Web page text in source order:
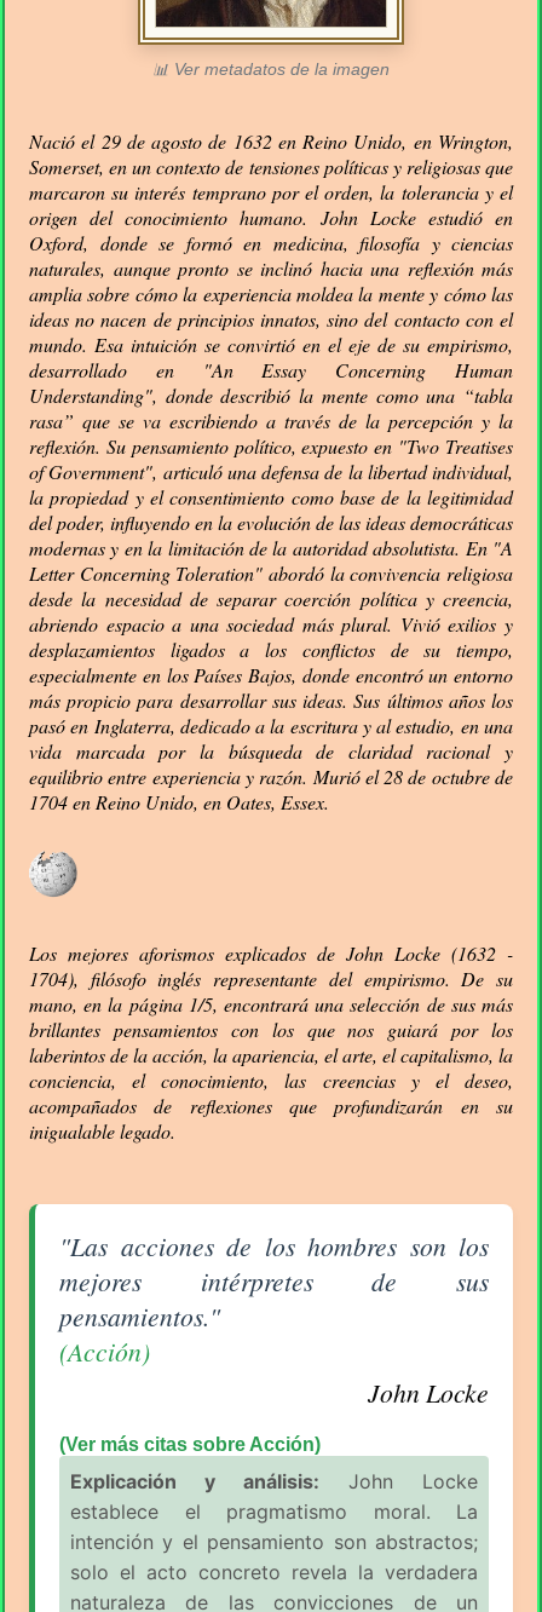
📊 Ver metadatos de la imagen
Nació el 29 de agosto de 1632 en Reino Unido, en Wrington,
Somerset, en un contexto de tensiones políticas y religiosas que
marcaron su interés temprano por el orden, la tolerancia y el
origen del conocimiento humano. John Locke estudió en
Oxford, donde se formó en medicina, filosofía y ciencias
naturales, aunque pronto se inclinó hacia una reflexión más
amplia sobre cómo la experiencia moldea la mente y cómo las
ideas no nacen de principios innatos, sino del contacto con el
mundo. Esa intuición se convirtió en el eje de su empirismo,
desarrollado en "An Essay Concerning Human
Understanding", donde describió la mente como una “tabla
rasa” que se va escribiendo a través de la percepción y la
reflexión. Su pensamiento político, expuesto en "Two Treatises
of Government", articuló una defensa de la libertad individual,
la propiedad y el consentimiento como base de la legitimidad
del poder, influyendo en la evolución de las ideas democráticas
modernas y en la limitación de la autoridad absolutista. En "A
Letter Concerning Toleration" abordó la convivencia religiosa
desde la necesidad de separar coerción política y creencia,
abriendo espacio a una sociedad más plural. Vivió exilios y
desplazamientos ligados a los conflictos de su tiempo,
especialmente en los Países Bajos, donde encontró un entorno
más propicio para desarrollar sus ideas. Sus últimos años los
pasó en Inglaterra, dedicado a la escritura y al estudio, en una
vida marcada por la búsqueda de claridad racional y
equilibrio entre experiencia y razón. Murió el 28 de octubre de
1704 en Reino Unido, en Oates, Essex.
Los mejores aforismos explicados de John Locke (1632 -
1704), filósofo inglés representante del empirismo. De su
mano, en la página 1/5, encontrará una selección de sus más
brillantes pensamientos con los que nos guiará por los
laberintos de la acción, la apariencia, el arte, el capitalismo, la
conciencia, el conocimiento, las creencias y el deseo,
acompañados de reflexiones que profundizarán en su
inigualable legado.
Aforismo sobre Acción de John Locke
"Las acciones de los hombres son los
mejores intérpretes de sus
pensamientos."
(Acción)
John Locke
(Ver más citas sobre Acción)
Explicación y análisis: John Locke
establece el pragmatismo moral. La
intención y el pensamiento son abstractos;
solo el acto concreto revela la verdadera
naturaleza de las convicciones de un